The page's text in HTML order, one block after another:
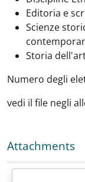
Editoria e
Scienze
Storia
Numero degli
vedi il file negli
Attachments